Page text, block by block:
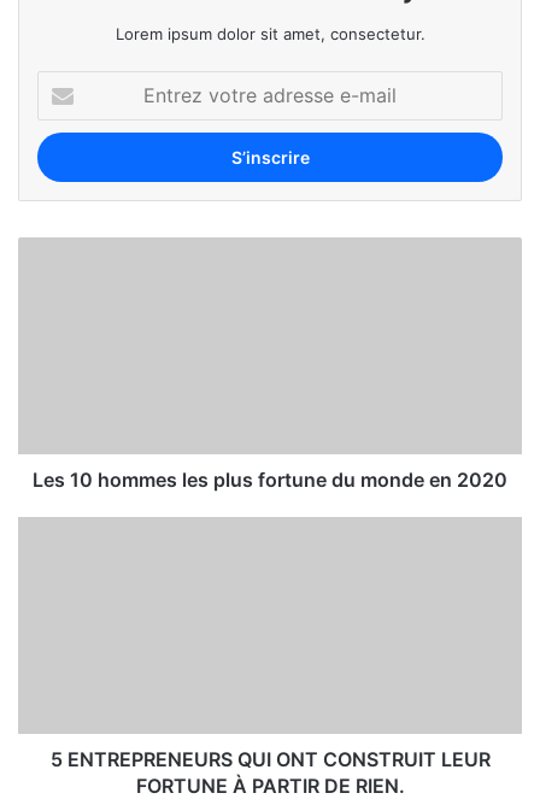
Lorem ipsum dolor sit amet, consectetur.
Les 10 hommes les plus fortune du monde en 2020
5 ENTREPRENEURS QUI ONT CONSTRUIT LEUR
FORTUNE À PARTIR DE RIEN.